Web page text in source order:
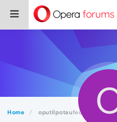
Home oputilpotaufeu